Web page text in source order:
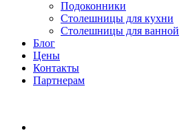
Подоконники
Столешницы для кухни
Столешницы для ванной
Блог
Цены
Контакты
Партнерам